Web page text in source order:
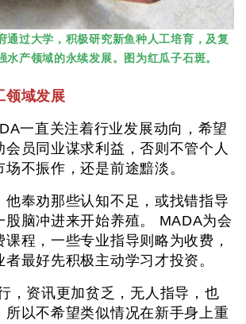
通过大学，积极研究新鱼种人工培育，及复
水产领域的永续发展。图为红瓜子石斑。
领域发展
一直关注着行业发展动向，希望
会员同业谋求利益，否则不管个人
不振作，还是前途黯淡。
他奉劝那些认知不足，或找错指导
股脑冲进来开始养殖。 MADA为会
课程，一些专业指导则略为收费，
最好先积极主动学习才投资。
，资讯更加贫乏，无人指导，也
所以不希望类似情况在新手身上重